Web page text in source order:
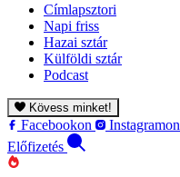
Címlapsztori
Napi friss
Hazai sztár
Külföldi sztár
Podcast
Kövess minket!
Facebookon Instagramon
Előfizetés